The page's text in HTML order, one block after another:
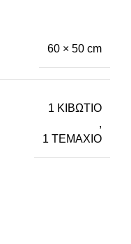
60 × 50 cm
1 ΚΙΒΩΤΙΟ
,
1 ΤΕΜΑΧΙΟ